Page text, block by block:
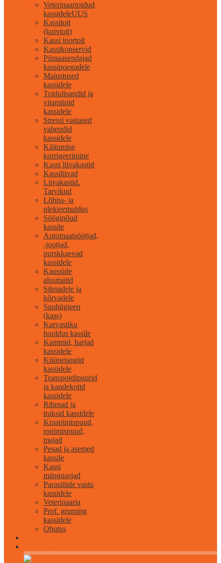
Veterinaartoidud
kassideleUUS
Kassitoit
(kuivtoit)
Kassi toortoit
Kassikonservid
Piimaasendajad
kassipoegadele
Maiustused
kassidele
Toidulisandid ja
vitamiinid
kassidele
Stressi vastased
vahendid
kassidele
Käitumise
korrigeerimine
Kassi liivakastid
Kassiliivad
Liivakastid.
Tarvikud
Lõhna- ja
plekieemaldus
Sööginõud
kassile
Automaatsöötjad,
-jootjad,
purskkaevad
kassidele
Kausside
alusmatid
Silmadele ja
kõrvadele
Suuhügieen
(kass)
Karvastiku
hooldus kassile
Kammid, harjad
kassidele
Küünetangid
kassidele
Transpordipuurid
ja kandekotid
kassidele
Rihmad ja
traksid kassidele
Kraapimispuud,
ronimispuud,
majad
Pesad ja asemed
kassile
Kassi
mänguasjad
Parasiitide vastu
kassidele
Veterinaaria
Prof. gruming
kassidele
Ohutus